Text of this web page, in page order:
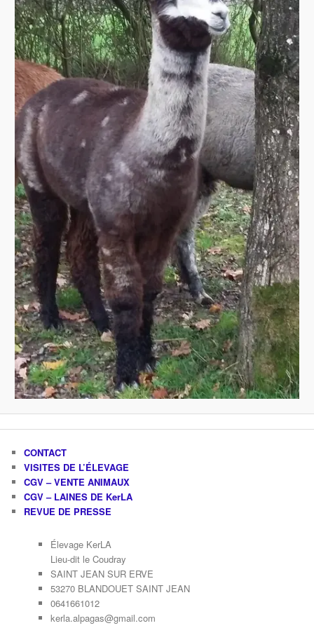
CONTACT
VISITES DE L’ÉLEVAGE
CGV – VENTE ANIMAUX
CGV – LAINES DE KerLA
REVUE DE PRESSE
Élevage KerLA
Lieu-dit le Coudray
SAINT JEAN SUR ERVE
53270 BLANDOUET SAINT JEAN
0641661012
kerla.alpagas@gmail.com